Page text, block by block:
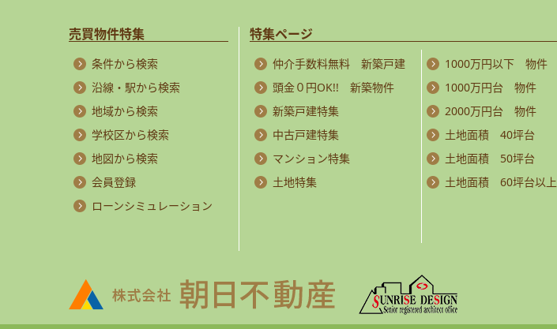
売買物件特集
条件から検索
沿線・駅から検索
地域から検索
学校区から検索
地図から検索
会員登録
ローンシミュレーション
特集ページ
仲介手数料無料 新築戸建
頭金０円OK!! 新築物件
新築戸建特集
中古戸建特集
マンション特集
土地特集
1000万円以下 物件
1000万円台 物件
2000万円台 物件
土地面積 40坪台
土地面積 50坪台
土地面積 60坪台以上